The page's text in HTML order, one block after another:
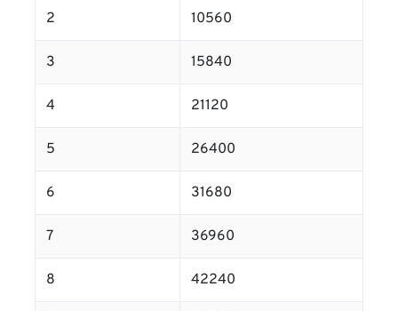
2 10560
3 15840
4 21120
5 26400
6 31680
7 36960
8 42240